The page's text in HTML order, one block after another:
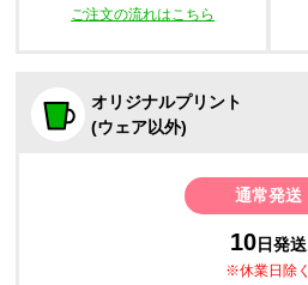
ご注文の流れはこちら
オリジナルプリント
(ウェア以外)
通常発送
10日発送
※休業日除く